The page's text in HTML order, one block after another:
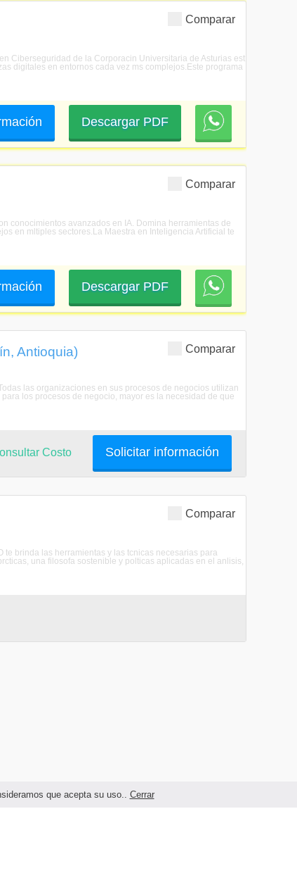
que acepta su uso.. Cerrar
Comparar
Ciberseguridad de la Corporacin Universitaria de Asturias est
digitales en entornos cada vez ms complejos.Este programa
Descargar PDF
Comparar
conocimientos avanzados en IA. Domina herramientas de
en mltiples sectores.La Maestra en Inteligencia Artificial te
Descargar PDF
Comparar
Antioquia)
las organizaciones en sus procesos de negocios utilizan
los procesos de negocio, mayor es la necesidad de que
Solicitar información
Costo
Comparar
brinda las herramientas y las tcnicas necesarias para
una filosofa sostenible y polticas aplicadas en el anlisis,